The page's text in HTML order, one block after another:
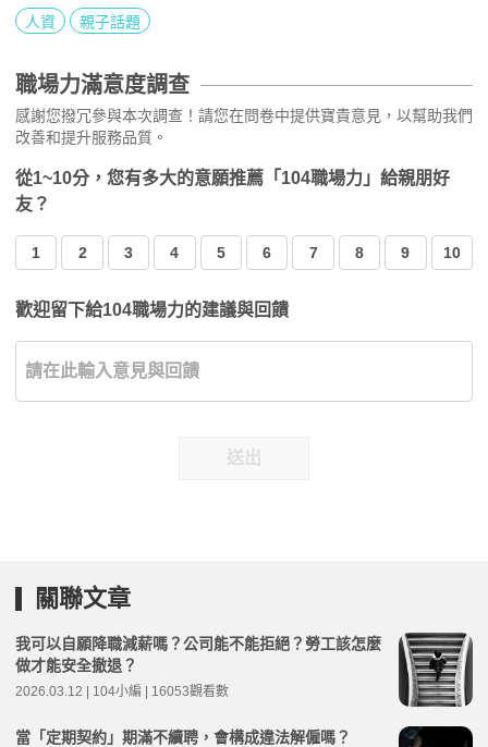
人資 親子話題
職場力滿意度調查
感謝您撥冗參與本次調查！請您在問卷中提供寶貴意見，以幫助我們
改善和提升服務品質。
從1~10分，您有多大的意願推薦「104職場力」給親朋好
友？
1 2 3 4 5 6 7 8 9 10
歡迎留下給104職場力的建議與回饋
送出
關聯文章
我可以自願降職減薪嗎？公司能不能拒絕？勞工該怎麼
做才能安全撤退？
2026.03.12 | 104小編 | 16053觀看數
當「定期契約」期滿不續聘，會構成違法解僱嗎？